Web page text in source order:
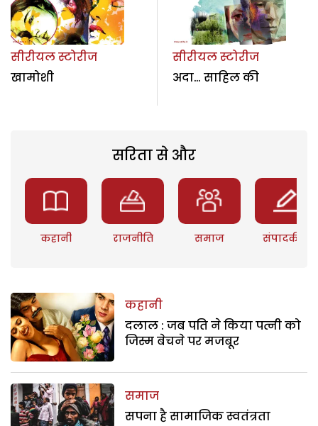
सीरीयल स्टोरीज
खामोशी
सीरीयल स्टोरीज
अदा… साहिल की
सरिता से और
कहानी राजनीति समाज संपादकीय
कहानी
दलाल : जब पति ने किया पत्नी को
जिस्म बेचने पर मजबूर
समाज
सपना है सामाजिक स्वतंत्रता